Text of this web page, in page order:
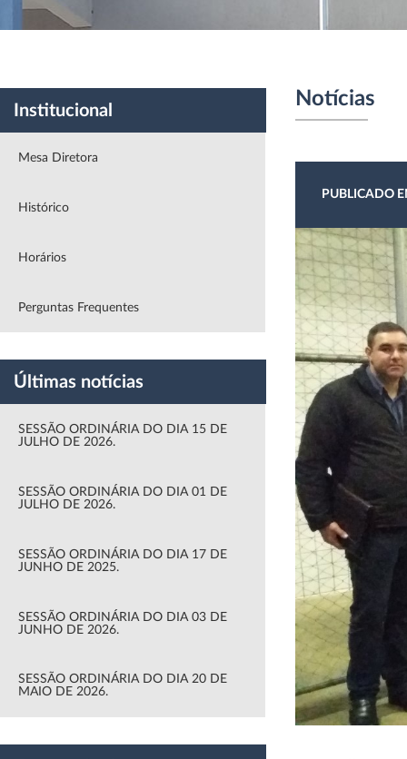
Institucional
Mesa Diretora
Histórico
Horários
Perguntas Frequentes
Últimas notícias
SESSÃO ORDINÁRIA DO DIA 15 DE
JULHO DE 2026.
SESSÃO ORDINÁRIA DO DIA 01 DE
JULHO DE 2026.
SESSÃO ORDINÁRIA DO DIA 17 DE
JUNHO DE 2025.
SESSÃO ORDINÁRIA DO DIA 03 DE
JUNHO DE 2026.
SESSÃO ORDINÁRIA DO DIA 20 DE
MAIO DE 2026.
Notícias
PUBLICADO